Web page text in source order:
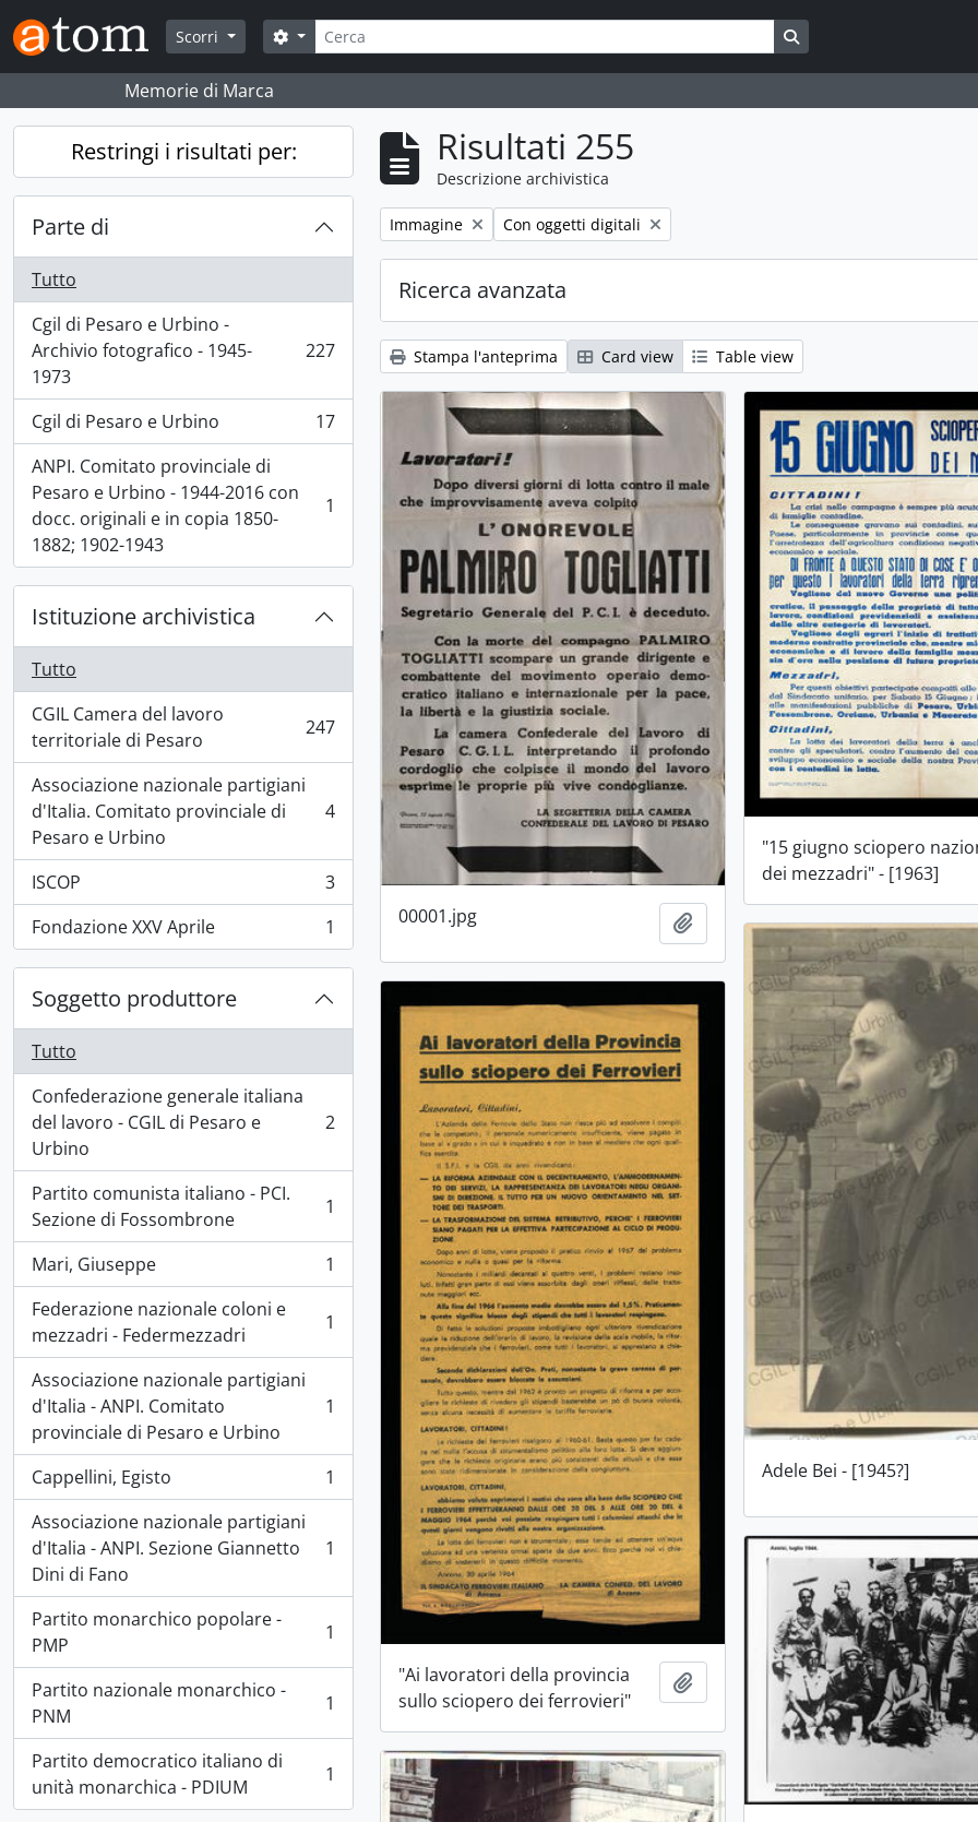
Skip to main content
Scorri
Cerca
Search options
Memorie di Marca
Restringi i risultati per:
Parte di
Tutto
Cgil di Pesaro e Urbino -
Archivio fotografico - 1945-
1973
, 227 risultati 227
Cgil di Pesaro e Urbino
, 17 risultati
17
ANPI. Comitato provinciale di
Pesaro e Urbino - 1944-2016 con
docc. originali e in copia 1850-
1882; 1902-1943
, 1 risultati 1
Istituzione archivistica
Tutto
CGIL Camera del lavoro
territoriale di Pesaro
, 247 risultati 247
Associazione nazionale partigiani
d'Italia. Comitato provinciale di
Pesaro e Urbino
, 4 risultati 4
ISCOP
, 3 risultati
3
Fondazione XXV Aprile
, 1 risultati 1
Soggetto produttore
Tutto
Confederazione generale italiana
del lavoro - CGIL di Pesaro e
Urbino
, 2 risultati 2
Partito comunista italiano - PCI.
Sezione di Fossombrone
, 1 risultati 1
Mari, Giuseppe
, 1 risultati
1
Federazione nazionale coloni e
mezzadri - Federmezzadri
, 1 risultati 1
Associazione nazionale partigiani
d'Italia - ANPI. Comitato
provinciale di Pesaro e Urbino
, 1 risultati 1
Cappellini, Egisto
, 1 risultati
1
Associazione nazionale partigiani
d'Italia - ANPI. Sezione Giannetto
Dini di Fano
, 1 risultati 1
Partito monarchico popolare -
PMP
, 1 risultati 1
Partito nazionale monarchico -
PNM
, 1 risultati 1
Partito democratico italiano di
unità monarchica - PDIUM
, 1 risultati 1
Risultati 255
Descrizione archivistica
Remove filter:
Immagine Remove filter:
Con oggetti digitali
Ricerca avanzata
Stampa l'anteprima Card view Table view
00001.jpg Aggiungi all'area di lavoro
"15 giugno sciopero
dei mezzadri" - [1963]
Adele Bei - [1945?]
"Ai lavoratori della provincia
sullo sciopero dei ferrovieri"
Aggiungi all'area di lavoro